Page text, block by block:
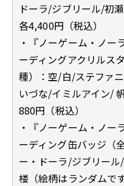
ドーラ/ジブリール/初
各4,400円（税込）
・『ノーゲーム・ノー
ーディングアクリルス
種）：空/白/ステファ
いづな/イミルアイン/
880円（税込）
・『ノーゲーム・ノー
ーディング缶バッジ（
ー・ドーラ/ジブリー
楼（絵柄はランダムで